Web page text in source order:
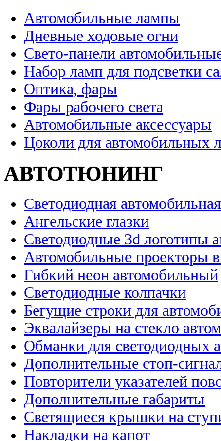
Автомобильные лампы
Дневные ходовые огни
Свето-панели
Набор ламп для подсветки
Оптика, фары
Фары рабочего света
Автомобильные аксессуары
Цоколи для автомобильных
АВТОТЮНИНГ
Светодиодная
Ангельские глазки
Светодиодные 3d логотипы
Автомобильные проекторы
Гибкий неон автомобильный
Светодиодные колпачки
Бегущие строки для
Эквалайзеры на стекло
Обманки для светодиодных
Дополнительные стоп-
Повторители указателей
Дополнительные габариты
Светящиеся крышки на
Накладки на капот